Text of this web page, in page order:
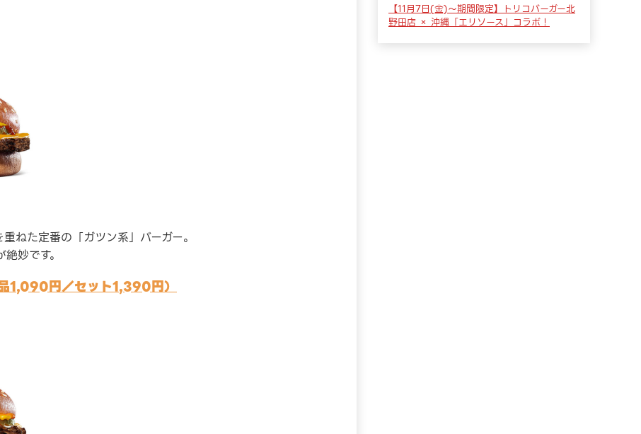
ねた定番の「ガツン系」バーガー。
妙です。
品1,090円／セット1,390円）
【11月7日(金)〜期間限定】トリコバーガー北
野田店 × 沖縄「エリソース」コラボ！